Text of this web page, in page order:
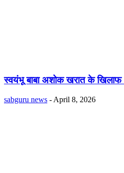
स्वयंभू बाबा अशोक खरात के
sabguru news - April 8, 2026